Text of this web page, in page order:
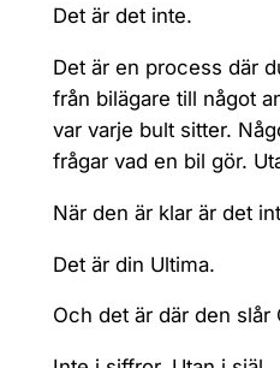
Det är det inte.
Det är en process där
från bilägare till något
var varje bult sitter.
frågar vad en bil gör.
När den är klar är det
Det är din Ultima.
Och det är där den slår